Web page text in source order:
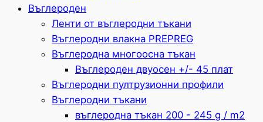
Въглероден
Ленти от въглеродни тъкани
Въглеродни влакна PREPREG
Въглеродна многоосна тъкан
Въглероден двуосен +/- 45 плат
Въглеродни пултрузионни профили
Въглеродни тъкани
въглеродна тъкан 200 - 245 g / m2